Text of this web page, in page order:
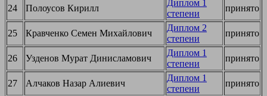
24 Полоусов Кирилл
Диплом 1
степени
принято
25 Кравченко Семен Михайлович
Диплом 2
степени
принято
26 Узденов Мурат Динисламович
Диплом 1
степени
принято
27 Алчаков Назар Алиевич
Диплом 1
степени
принято